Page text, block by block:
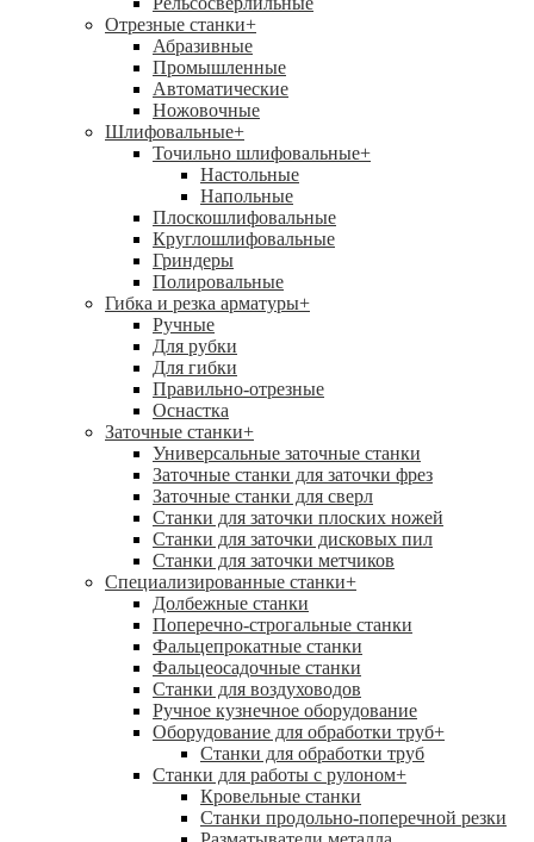
Отрезные станки+
Абразивные
Промышленные
Автоматические
Ножовочные
Шлифовальные+
Точильно шлифовальные+
Настольные
Напольные
Плоскошлифовальные
Круглошлифовальные
Гриндеры
Полировальные
Гибка и резка арматуры+
Ручные
Для рубки
Для гибки
Правильно-отрезные
Оснастка
Заточные станки+
Универсальные заточные станки
Заточные станки для заточки фрез
Заточные станки для сверл
Станки для заточки плоских ножей
Станки для заточки дисковых пил
Станки для заточки метчиков
Специализированные станки+
Долбежные станки
Поперечно-строгальные станки
Фальцепрокатные станки
Фальцеосадочные станки
Станки для воздуховодов
Ручное кузнечное оборудование
Оборудование для обработки труб+
Станки для обработки труб
Станки для работы с рулоном+
Кровельные станки
Станки продольно-поперечной резки